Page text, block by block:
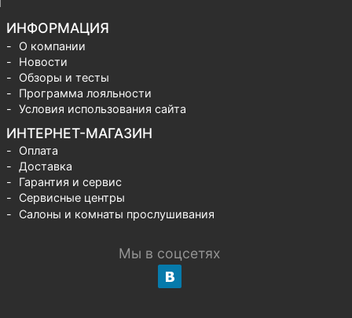
ИНФОРМАЦИЯ
О компании
Новости
Обзоры и тесты
Программа лояльности
Условия использования сайта
ИНТЕРНЕТ-МАГАЗИН
Оплата
Доставка
Гарантия и сервис
Сервисные центры
Салоны и комнаты прослушивания
Мы в соцсетях